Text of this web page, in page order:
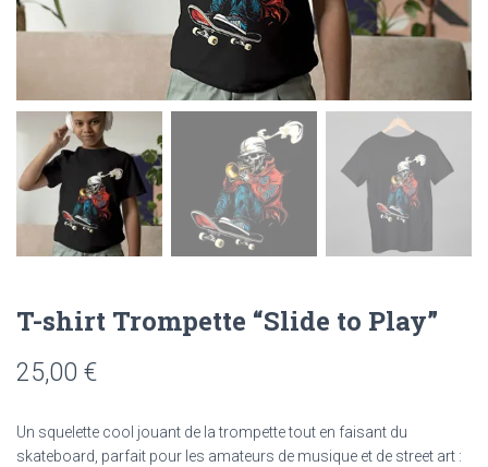
N
T-shirt Trompette “Slide to Play”
25,00 €
Un squelette cool jouant de la trompette tout en faisant du
skateboard, parfait pour les amateurs de musique et de street art :